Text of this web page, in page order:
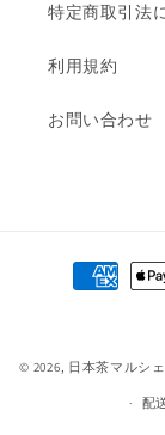
特定商取引法
利用規約
お問い合わせ
法
© 2026, 日本茶マルシェ
配